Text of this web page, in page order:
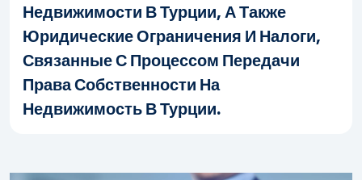
Недвижимости В Турции, А Также
Юридические Ограничения И Налоги,
Связанные С Процессом Передачи
Права Собственности На
Недвижимость В Турции.